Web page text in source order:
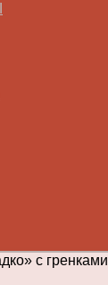
с гренками